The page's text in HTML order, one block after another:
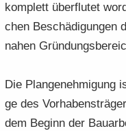
kom­plett über­flu­tet
chen Be­schä­di­gun­gen
na­hen
Die Plan­ge­neh­mi­gung
ge des
dem Be­ginn der